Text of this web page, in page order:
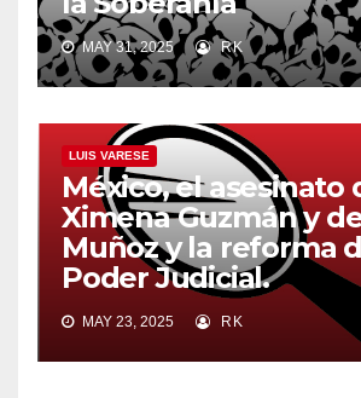
MAY 31, 2025 RK
LUIS VARESE
México, el asesinato
Ximena Guzmán y
Muñoz y la reforma
Poder Judicial.
MAY 23, 2025 RK